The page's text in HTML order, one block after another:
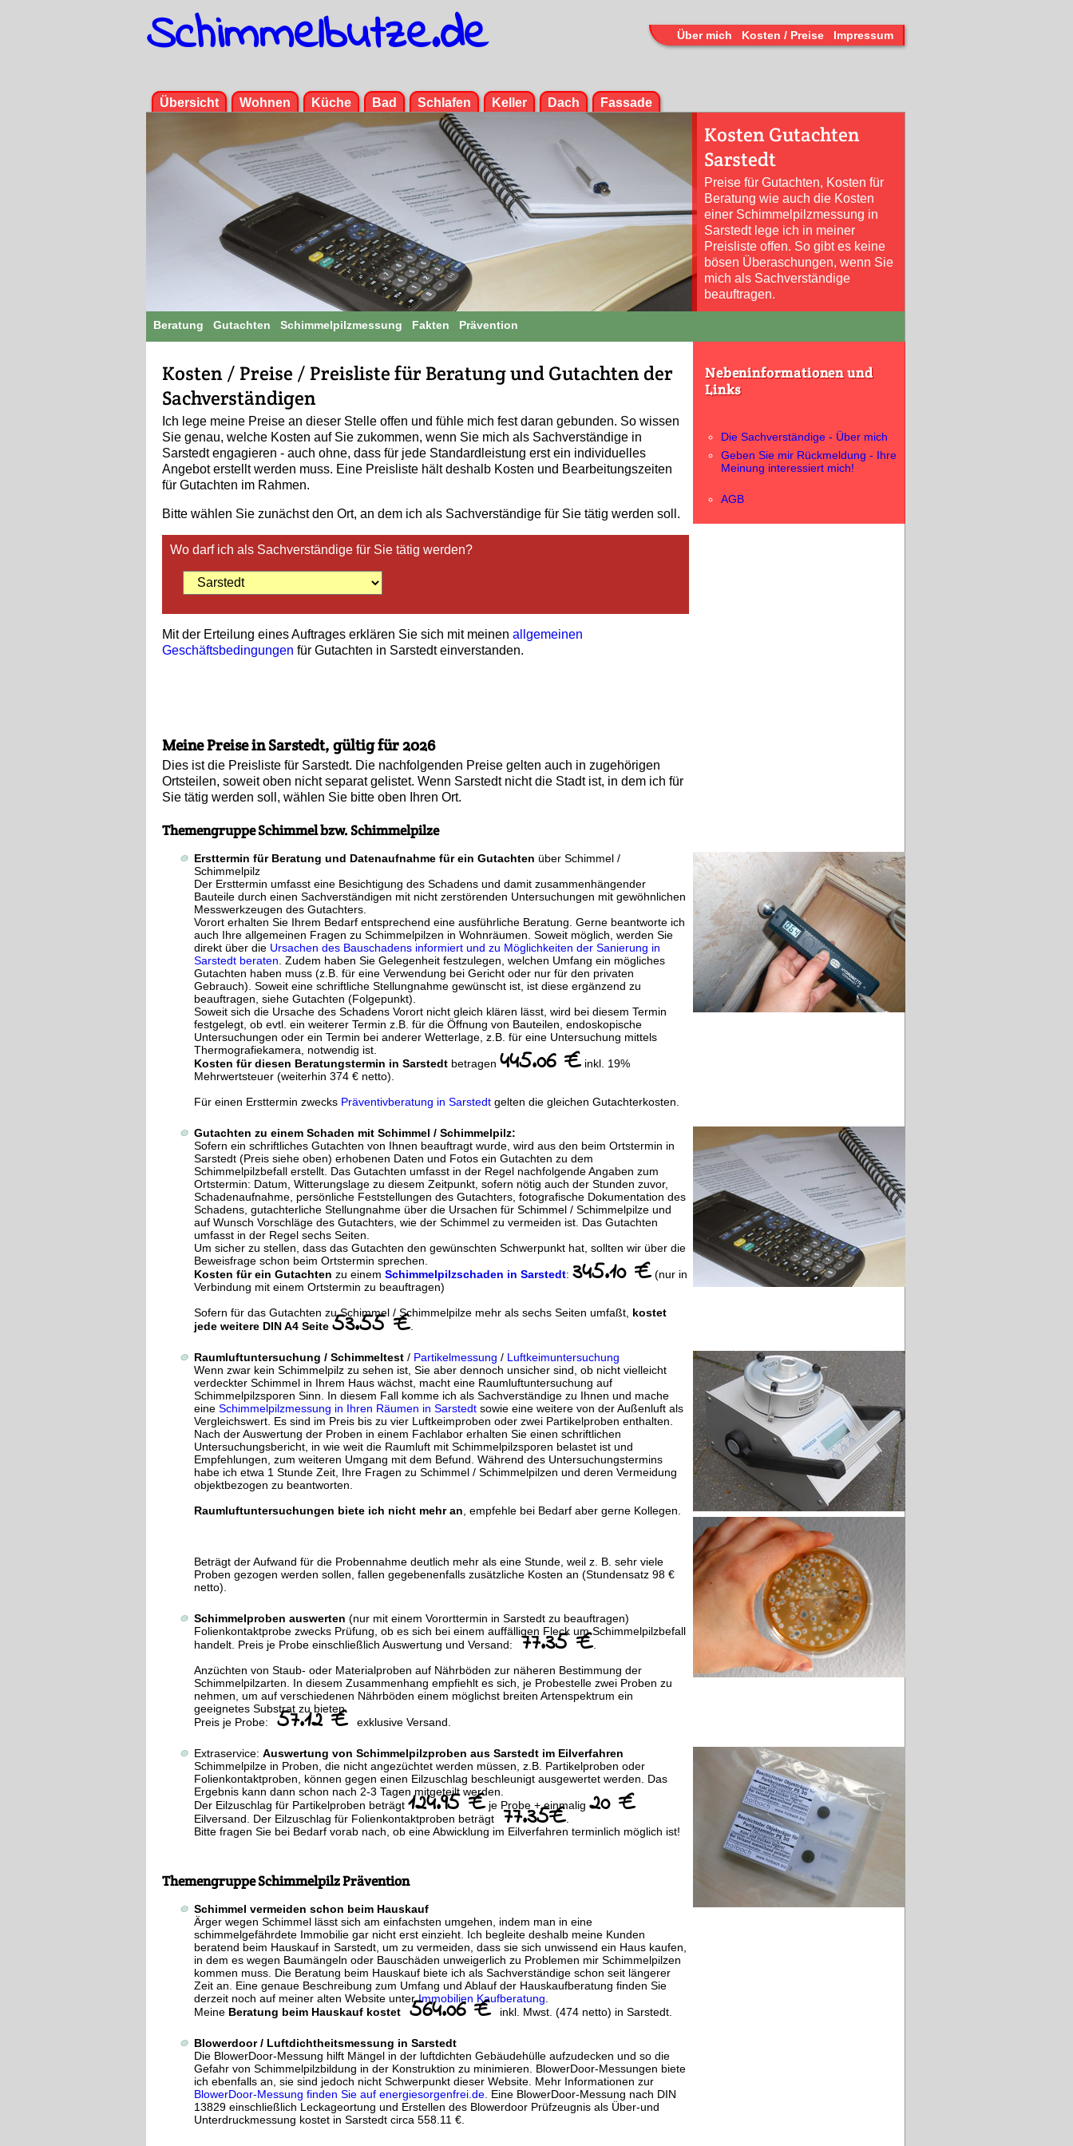
Menü
Schimmelbutze.de
Übersicht Wohnen Küche Bad Schlafen Keller Dach Fassade
Kosten Gutachten
Sarstedt
Preise für Gutachten, Kosten für
Beratung wie auch die Kosten
einer Schimmelpilzmessung in
Sarstedt lege ich in meiner
Preisliste offen. So gibt es keine
bösen Überaschungen, wenn Sie
mich als Sachverständige
beauftragen.
Kosten / Preise / Preisliste für Beratung und Gutachten der
Sachverständigen
Ich lege meine Preise an dieser Stelle offen und fühle mich fest daran gebunden. So wissen
Sie genau, welche Kosten auf Sie zukommen, wenn Sie mich als Sachverständige in
Sarstedt engagieren - auch ohne, dass für jede Standardleistung erst ein individuelles
Angebot erstellt werden muss. Eine Preisliste hält deshalb Kosten und Bearbeitungszeiten
für Gutachten im Rahmen.
Bitte wählen Sie zunächst den Ort, an dem ich als Sachverständige für Sie tätig werden soll.
Wo darf ich als Sachverständige für Sie tätig werden?
Mit der Erteilung eines Auftrages erklären Sie sich mit meinen allgemeinen
Geschäftsbedingungen für Gutachten in Sarstedt einverstanden.
Meine Preise in Sarstedt, gültig für 2026
Dies ist die Preisliste für Sarstedt. Die nachfolgenden Preise gelten auch in zugehörigen
Ortsteilen, soweit oben nicht separat gelistet. Wenn Sarstedt nicht die Stadt ist, in dem ich für
Sie tätig werden soll, wählen Sie bitte oben Ihren Ort.
Themengruppe Schimmel bzw. Schimmelpilze
Ersttermin für Beratung und Datenaufnahme für ein Gutachten über Schimmel /
Schimmelpilz
Der Ersttermin umfasst eine Besichtigung des Schadens und damit zusammenhängender
Bauteile durch einen Sachverständigen mit nicht zerstörenden Untersuchungen mit gewöhnlichen
Messwerkzeugen des Gutachters.
Vorort erhalten Sie Ihrem Bedarf entsprechend eine ausführliche Beratung. Gerne beantworte ich
auch Ihre allgemeinen Fragen zu Schimmelpilzen in Wohnräumen. Soweit möglich, werden Sie
direkt über die Ursachen des Bauschadens informiert und zu Möglichkeiten der Sanierung in
Sarstedt beraten . Zudem haben Sie Gelegenheit festzulegen, welchen Umfang ein mögliches
Gutachten haben muss (z.B. für eine Verwendung bei Gericht oder nur für den privaten
Gebrauch). Soweit eine schriftliche Stellungnahme gewünscht ist, ist diese ergänzend zu
beauftragen, siehe Gutachten (Folgepunkt).
Soweit sich die Ursache des Schadens Vorort nicht gleich klären lässt, wird bei diesem Termin
festgelegt, ob evtl. ein weiterer Termin z.B. für die Öffnung von Bauteilen, endoskopische
Untersuchungen oder ein Termin bei anderer Wetterlage, z.B. für eine Untersuchung mittels
Thermografiekamera, notwendig ist.
Kosten für diesen Beratungstermin in Sarstedt betragen 445.06 € inkl. 19%
Mehrwertsteuer (weiterhin 374 € netto).
Für einen Ersttermin zwecks Präventivberatung in Sarstedt gelten die gleichen Gutachterkosten.
Gutachten zu einem Schaden mit Schimmel / Schimmelpilz:
Sofern ein schriftliches Gutachten von Ihnen beauftragt wurde, wird aus den beim Ortstermin in
Sarstedt (Preis siehe oben) erhobenen Daten und Fotos ein Gutachten zu dem
Schimmelpilzbefall erstellt. Das Gutachten umfasst in der Regel nachfolgende Angaben zum
Ortstermin: Datum, Witterungslage zu diesem Zeitpunkt, sofern nötig auch der Stunden zuvor,
Schadenaufnahme, persönliche Feststellungen des Gutachters, fotografische Dokumentation des
Schadens, gutachterliche Stellungnahme über die Ursachen für Schimmel / Schimmelpilze und
auf Wunsch Vorschläge des Gutachters, wie der Schimmel zu vermeiden ist. Das Gutachten
umfasst in der Regel sechs Seiten.
Um sicher zu stellen, dass das Gutachten den gewünschten Schwerpunkt hat, sollten wir über die
Beweisfrage schon beim Ortstermin sprechen.
Kosten für ein Gutachten zu einem Schimmelpilzschaden in Sarstedt: 345.10 € (nur in
Verbindung mit einem Ortstermin zu beauftragen)
Sofern für das Gutachten zu Schimmel / Schimmelpilze mehr als sechs Seiten umfaßt, kostet
jede weitere DIN A4 Seite 53.55 €
Raumluftuntersuchung / Schimmeltest / Partikelmessung / Luftkeimuntersuchung
Wenn zwar kein Schimmelpilz zu sehen ist, Sie aber dennoch unsicher sind, ob nicht vielleicht
verdeckter Schimmel in Ihrem Haus wächst, macht eine Raumluftuntersuchung auf
Schimmelpilzsporen Sinn. In diesem Fall komme ich als Sachverständige zu Ihnen und mache
eine Schimmelpilzmessung in Ihren Räumen in Sarstedt sowie eine weitere von der Außenluft als
Vergleichswert. Es sind im Preis bis zu vier Luftkeimproben oder zwei Partikelproben enthalten.
Nach der Auswertung der Proben in einem Fachlabor erhalten Sie einen schriftlichen
Untersuchungsbericht, in wie weit die Raumluft mit Schimmelpilzsporen belastet ist und
Empfehlungen, zum weiteren Umgang mit dem Befund. Während des Untersuchungstermins
habe ich etwa 1 Stunde Zeit, Ihre Fragen zu Schimmel / Schimmelpilzen und deren Vermeidung
objektbezogen zu beantworten.
Raumluftuntersuchungen biete ich nicht mehr an , empfehle bei Bedarf aber gerne Kollegen.
Beträgt der Aufwand für die Probennahme deutlich mehr als eine Stunde, weil z. B. sehr viele
Proben gezogen werden sollen, fallen gegebenenfalls zusätzliche Kosten an (Stundensatz 98 €
netto).
Schimmelproben auswerten (nur mit einem Vororttermin in Sarstedt zu beauftragen)
Folienkontaktprobe zwecks Prüfung, ob es sich bei einem auffälligen Fleck um Schimmelpilzbefall
handelt. Preis je Probe einschließlich Auswertung und Versand:77.35 €
Anzüchten von Staub- oder Materialproben auf Nährböden zur näheren Bestimmung der
Schimmelpilzarten. In diesem Zusammenhang empfiehlt es sich, je Probestelle zwei Proben zu
nehmen, um auf verschiedenen Nährböden einem möglichst breiten Artenspektrum ein
geeignetes Substrat zu bieten.
Preis je Probe:57.12 € exklusive Versand.
Extraservice: Auswertung von Schimmelpilzproben aus Sarstedt im Eilverfahren
Schimmelpilze in Proben, die nicht angezüchtet werden müssen, z.B. Partikelproben oder
Folienkontaktproben, können gegen einen Eilzuschlag beschleunigt ausgewertet werden. Das
Ergebnis kann dann schon nach 2-3 Tagen mitgeteilt werden.
Der Eilzuschlag für Partikelproben beträgt 124.95 € je Probe + einmalig 20 €
Eilversand. Der Eilzuschlag für Folienkontaktproben beträgt77.35€
Bitte fragen Sie bei Bedarf vorab nach, ob eine Abwicklung im Eilverfahren terminlich möglich ist!
Themengruppe Schimmelpilz Prävention
Schimmel vermeiden schon beim Hauskauf
Ärger wegen Schimmel lässt sich am einfachsten umgehen, indem man in eine
schimmelgefährdete Immobilie gar nicht erst einzieht. Ich begleite deshalb meine Kunden
beratend beim Hauskauf in Sarstedt, um zu vermeiden, dass sie sich unwissend ein Haus kaufen,
in dem es wegen Baumängeln oder Bauschäden unweigerlich zu Problemen mir Schimmelpilzen
kommen muss. Die Beratung beim Hauskauf biete ich als Sachverständige schon seit längerer
Zeit an. Eine genaue Beschreibung zum Umfang und Ablauf der Hauskaufberatung finden Sie
derzeit noch auf meiner alten Website unterImmobilien Kaufberatung
Meine Beratung beim Hauskauf kostet564.06 €inkl. Mwst. (474 netto) in Sarstedt.
Blowerdoor / Luftdichtheitsmessung in Sarstedt
Die BlowerDoor-Messung hilft Mängel in der luftdichten Gebäudehülle aufzudecken und so die
Gefahr von Schimmelpilzbildung in der Konstruktion zu minimieren. BlowerDoor-Messungen biete
ich ebenfalls an, sie sind jedoch nicht Schwerpunkt dieser Website. Mehr Informationen zur
BlowerDoor-Messung finden Sie auf energiesorgenfrei.de . Eine BlowerDoor-Messung nach DIN
13829 einschließlich Leckageortung und Erstellen des Blowerdoor Prüfzeugnis als Über-und
Unterdruckmessung kostet in Sarstedt circa 558.11 €.
Nebeninformationen und
Links
Die Sachverständige - Über mich
Geben Sie mir Rückmeldung - Ihre
Meinung interessiert mich!
AGB
Beratung Gutachten Schimmelpilzmessung Fakten Prävention
Über mich Kosten / Preise Impressum